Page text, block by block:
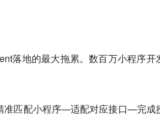
落地的最大拖累。数百万小程序开
准匹配小程序—适配对应接口—完成